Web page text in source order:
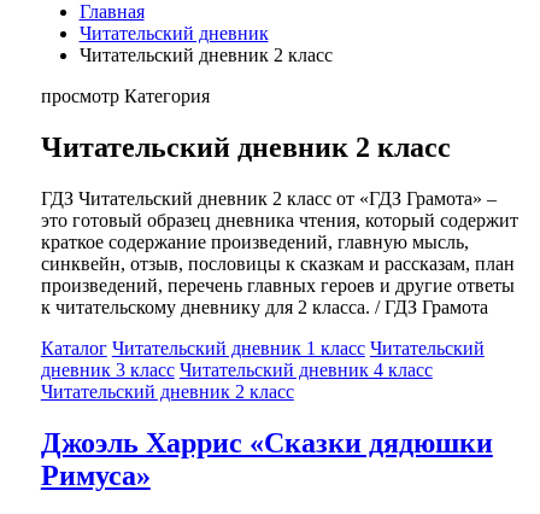
Главная
Читательский дневник
Читательский дневник 2 класс
просмотр Категория
Читательский дневник 2 класс
ГДЗ Читательский дневник 2 класс от «ГДЗ Грамота» –
это готовый образец дневника чтения, который содержит
краткое содержание произведений, главную мысль,
синквейн, отзыв, пословицы к сказкам и рассказам, план
произведений, перечень главных героев и другие ответы
к читательскому дневнику для 2 класса. / ГДЗ Грамота
Каталог Читательский дневник 1 класс Читательский
дневник 3 класс Читательский дневник 4 класс
Читательский дневник 2 класс
Джоэль Харрис «Сказки дядюшки
Римуса»